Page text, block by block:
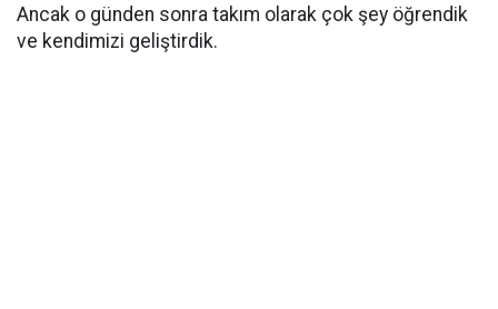
Ancak o günden sonra takım olarak çok şey öğrendik
ve kendimizi geliştirdik.